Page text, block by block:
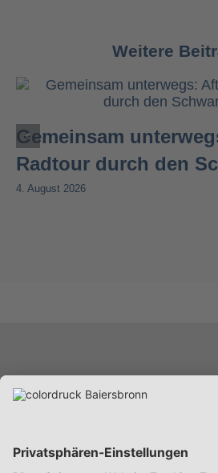
Weitere
Gemeinsam
Radtour durch den
4. August 2026
Karriere